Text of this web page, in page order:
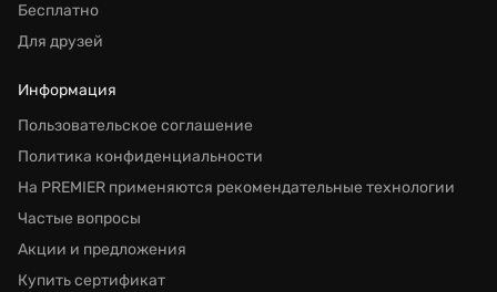
Бесплатно
Для друзей
Информация
Пользовательское соглашение
Политика конфиденциальности
На PREMIER применяются рекомендательные технологии
Частые вопросы
Акции и предложения
Купить сертификат